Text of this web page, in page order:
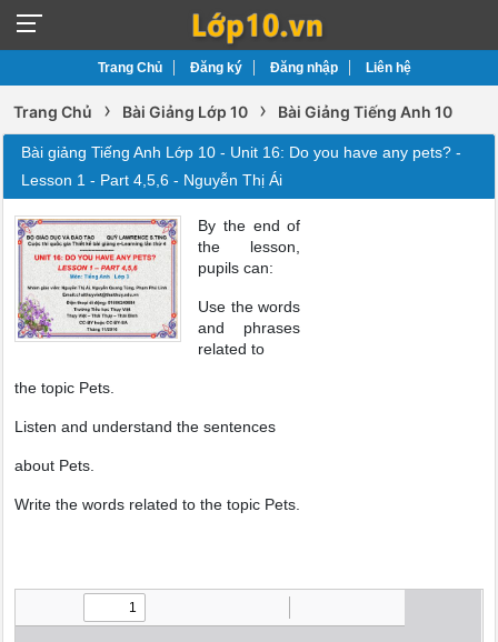
Trang Chủ Đăng ký Đăng nhập Liên hệ
Trang Chủ › Bài Giảng Lớp 10 › Bài Giảng Tiếng Anh 10
Bài giảng Tiếng Anh Lớp 10 - Unit 16: Do you have any pets? -
Lesson 1 - Part 4,5,6 - Nguyễn Thị Ái
By the end of
the lesson,
pupils can:
Use the words
and phrases
related to
the topic Pets.
Listen and understand the sentences
about Pets.
Write the words related to the topic Pets.